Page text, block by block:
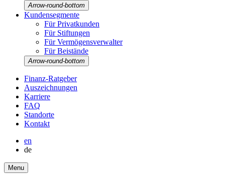
Arrow-round-bottom
Kunden­seg­mente
Für Privat­kunden
Für Stiftungen
Für Vermö­gens­ver­walter
Für Beistände
Arrow-round-bottom
Finanz-Ratgeber
Auszeich­nungen
Karriere
FAQ
Stand­orte
Kontakt
en
de
Menu